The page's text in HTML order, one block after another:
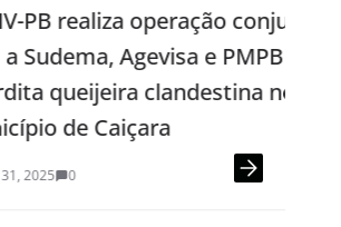
operação conjunta
Agevisa e PMPB e
clandestina no
Caiçara
0